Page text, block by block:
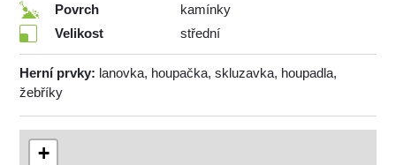
Povrch
kamínky
Velikost
střední
Herní prvky: lanovka, houpačka, skluzavka, houpadla,
žebříky
+